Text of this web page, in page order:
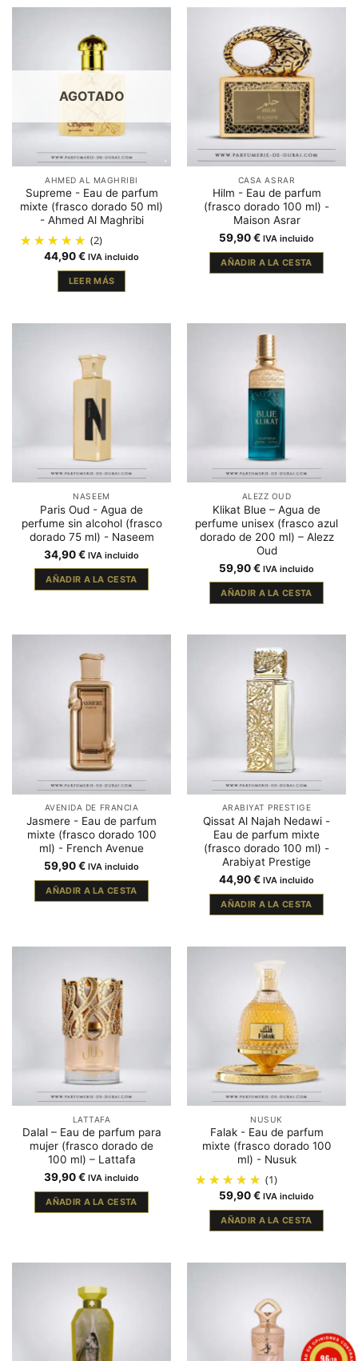
AGOTADO
AHMED AL MAGHRIBI
Supreme - Eau de parfum
mixte (frasco dorado 50 ml)
- Ahmed Al Maghribi
(2)
44,90€ IVA incluido
LEER MÁS
CASA ASRAR
Hilm - Eau de parfum
(frasco dorado 100 ml) -
Maison Asrar
59,90€ IVA incluido
AÑADIR A LA CESTA
NASEEM
Paris Oud - Agua de
perfume sin alcohol (frasco
dorado 75 ml) - Naseem
34,90€ IVA incluido
AÑADIR A LA CESTA
ALEZZ OUD
Klikat Blue – Agua de
perfume unisex (frasco azul
dorado de 200 ml) – Alezz
Oud
59,90€ IVA incluido
AÑADIR A LA CESTA
AVENIDA DE FRANCIA
Jasmere - Eau de parfum
mixte (frasco dorado 100
ml) - French Avenue
59,90€ IVA incluido
AÑADIR A LA CESTA
ARABIYAT PRESTIGE
Qissat Al Najah Nedawi -
Eau de parfum mixte
(frasco dorado 100 ml) -
Arabiyat Prestige
44,90€ IVA incluido
AÑADIR A LA CESTA
LATTAFA
Dalal – Eau de parfum para
mujer (frasco dorado de
100 ml) – Lattafa
39,90€ IVA incluido
AÑADIR A LA CESTA
NUSUK
Falak - Eau de parfum
mixte (frasco dorado 100
ml) - Nusuk
(1)
59,90€ IVA incluido
AÑADIR A LA CESTA
9.6/10